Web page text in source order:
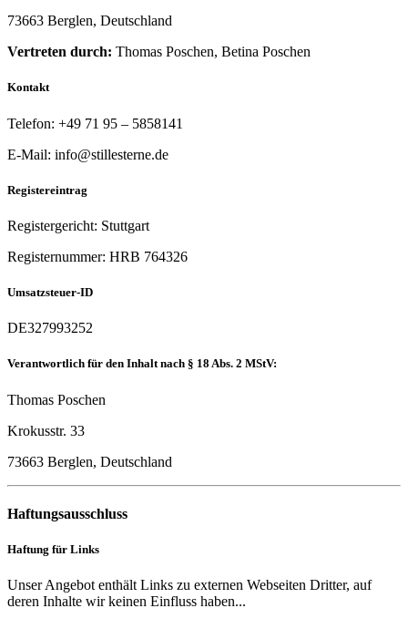
73663 Berglen, Deutschland
Vertreten durch: Thomas Poschen, Betina Poschen
Kontakt
Telefon: +49 71 95 – 5858141
E-Mail: info@stillesterne.de
Registereintrag
Registergericht: Stuttgart
Registernummer: HRB 764326
Umsatzsteuer-ID
DE327993252
Verantwortlich für den Inhalt nach § 18 Abs. 2 MStV:
Thomas Poschen
Krokusstr. 33
73663 Berglen, Deutschland
Haftungsausschluss
Haftung für Links
Unser Angebot enthält Links zu externen Webseiten Dritter, auf
deren Inhalte wir keinen Einfluss haben...